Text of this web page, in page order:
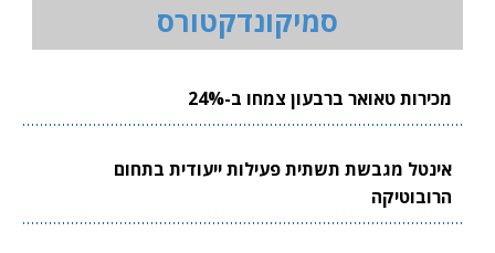
סמיקונדקטורס
מכירות טאואר ברבעון צמחו ב-24%
אינטל מגבשת תשתית פעילות ייעודית בתחום
הרובוטיקה